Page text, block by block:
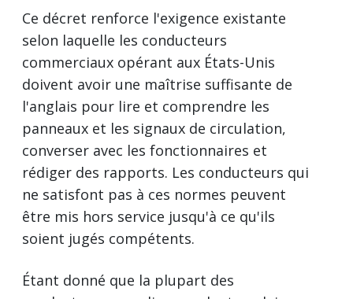
Ce décret renforce l'exigence existante
selon laquelle les conducteurs
commerciaux opérant aux États-Unis
doivent avoir une maîtrise suffisante de
l'anglais pour lire et comprendre les
panneaux et les signaux de circulation,
converser avec les fonctionnaires et
rédiger des rapports. Les conducteurs qui
ne satisfont pas à ces normes peuvent
être mis hors service jusqu'à ce qu'ils
soient jugés compétents.
Étant donné que la plupart des